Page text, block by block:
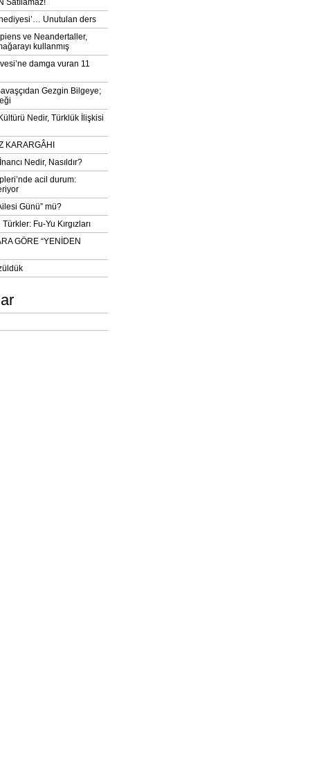
Satılamaz!
Unutulan ders
ve Neandertaller,
kullanmış
damga vuran 11
Gezgin Bilgeye;
Nedir, Türklük İlişkisi
KARARGÂHI
Nedir, Nasıldır?
acil durum:
Günü” mü?
Fu-Yu Kırgızları
GÖRE “YENİDEN